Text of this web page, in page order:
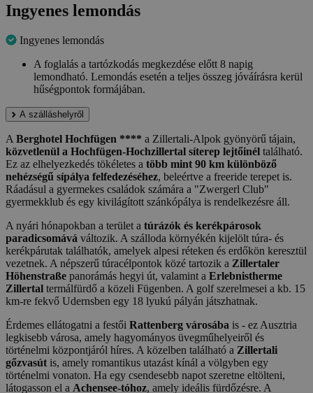
Ingyenes lemondás
Ingyenes lemondás
A foglalás a tartózkodás megkezdése előtt 8 napig
lemondható. Lemondás esetén a teljes összeg jóváírásra kerül
hűségpontok formájában.
A szálláshelyről
A Berghotel Hochfügen **** a Zillertali-Alpok gyönyörű tájain,
közvetlenül a Hochfügen-Hochzillertal síterep lejtőinél található.
Ez az elhelyezkedés tökéletes a több mint 90 km különböző
nehézségű sípálya felfedezéséhez, beleértve a freeride terepet is.
Ráadásul a gyermekes családok számára a "Zwergerl Club"
gyermekklub és egy kivilágított szánkópálya is rendelkezésre áll.
A nyári hónapokban a terület a túrázók és kerékpárosok
paradicsomává változik. A szálloda környékén kijelölt túra- és
kerékpárutak találhatók, amelyek alpesi réteken és erdőkön keresztül
vezetnek. A népszerű túracélpontok közé tartozik a Zillertaler
Höhenstraße panorámás hegyi út, valamint a Erlebnistherme
Zillertal termálfürdő a közeli Fügenben. A golf szerelmesei a kb. 15
km-re fekvő Udernsben egy 18 lyukú pályán játszhatnak.
Érdemes ellátogatni a festői Rattenberg városába is - ez Ausztria
legkisebb városa, amely hagyományos üvegműhelyeiről és
történelmi központjáról híres. A közelben található a Zillertali
gőzvasút is, amely romantikus utazást kínál a völgyben egy
történelmi vonaton. Ha egy csendesebb napot szeretne eltölteni,
látogasson el a Achensee-tóhoz, amely ideális fürdőzésre. A